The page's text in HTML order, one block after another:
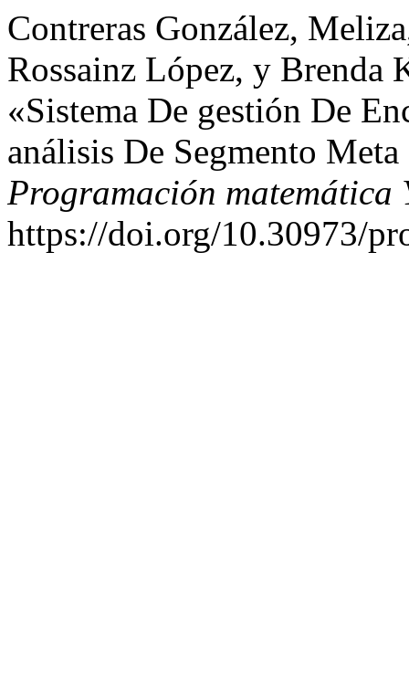
Contreras González,
Rossainz López, y Brenda
«Sistema De gestión De
análisis De Segmento
Programación matemática
https://doi.org/10.30973/